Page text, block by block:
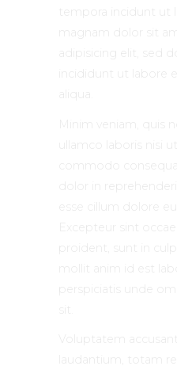
tempora incidunt ut
magnam dolor sit
adipisicing elit, sed
incididunt ut labore
aliqua.
Minim veniam, quis
ullamco laboris nisi
commodo
dolor in
esse cillum dolore
Excepteur sint
proident, sunt in
mollit anim id est
perspiciatis unde
sit.
Voluptatem
laudantium, totam